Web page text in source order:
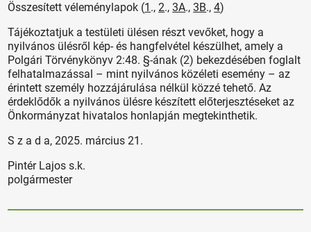
Összesített véleménylapok (1 .,2.,3A.,3B.,4)
Tájékoztatjuk a testületi ülésen részt vevőket, hogy a
nyilvános ülésről kép- és hangfelvétel készülhet, amely a
Polgári Törvénykönyv 2:48. §-ának (2) bekezdésében foglalt
felhatalmazással – mint nyilvános közéleti esemény – az
érintett személy hozzájárulása nélkül közzé tehető. Az
érdeklődők a nyilvános ülésre készített előterjesztéseket az
Önkormányzat hivatalos honlapján megtekinthetik.
S z a d a, 2025. március 21.
Pintér Lajos s.k.
polgármester